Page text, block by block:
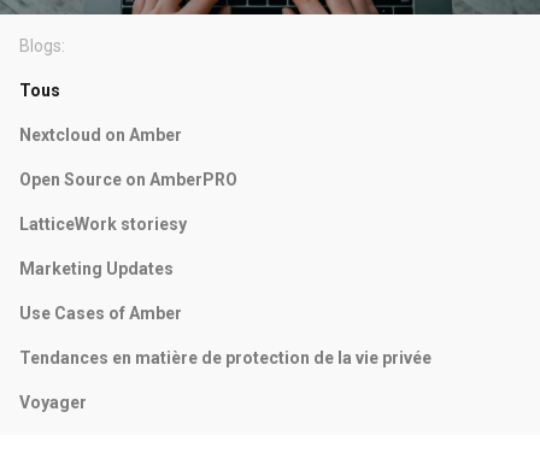
Blogs:
Tous
Nextcloud on Amber
Open Source on AmberPRO
LatticeWork storiesy
Marketing Updates
Use Cases of Amber
Tendances en matière de protection de la vie privée
Voyager